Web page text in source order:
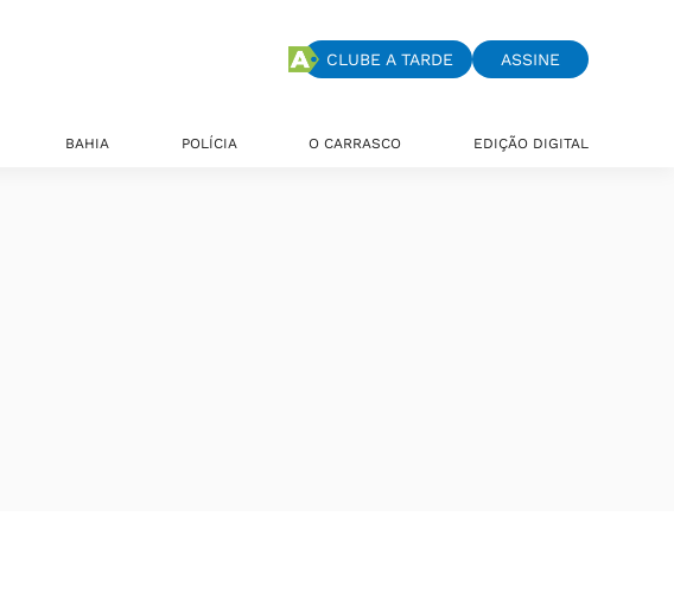
CLUBE A TARDE ASSINE
BAHIA POLÍCIA O CARRASCO EDIÇÃO DIGITAL